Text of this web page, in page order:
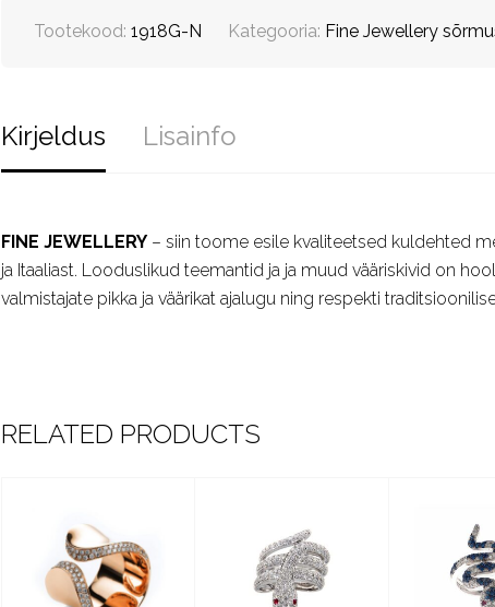
Tootekood: 1918G-N Kategooria: Fine Jewellery
Kirjeldus Lisainfo
FINE JEWELLERY– siin toome esile kvaliteetsed kuldehted
ja Itaaliast. Looduslikud teemantid ja ja muud vääriskivid on
valmistajate pikka ja väärikat ajalugu ning respekti
RELATED PRODUCTS